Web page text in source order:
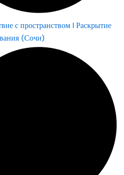
с пространством | Раскрытие
(Сочи)